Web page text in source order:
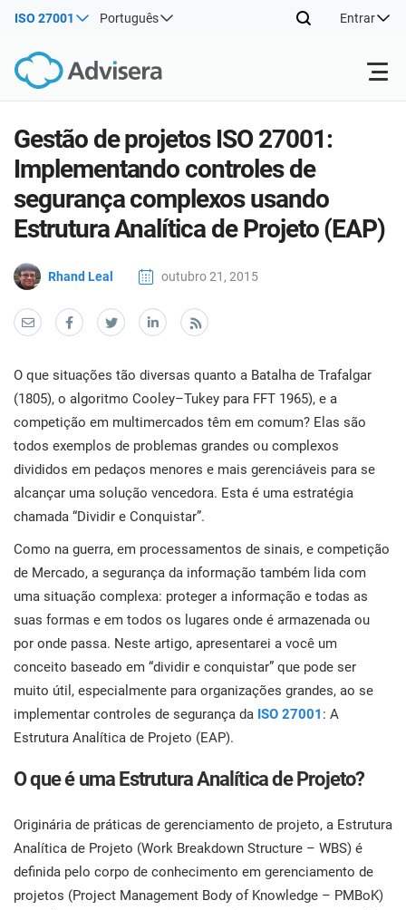
ISO 27001 Português Entrar
Produtos
ISO 27001
DORA
EU GDPR
ISO 9001
ISO 14001
ISO 45001
ISO 13485
EU MDR
ISO 20000
ISO 22301
ISO 17025
Recursos gratuitos
Consultores
Infraestrutura crítica
Manufatura
Transporte & distribuição
Educação
Telecomunicações
Bancária & financeira
Governo
Organizações de saúde
Dispositivos médicos
Sobre nós
Contate-nos
Comece
Gestão de projetos ISO 27001:
Implementando controles de
segurança complexos usando
Estrutura Analítica de Projeto (EAP)
Rhand Leal outubro 21, 2015
O que situações tão diversas quanto a Batalha de Trafalgar
(1805), o algoritmo Cooley–Tukey para FFT 1965), e a
competição em multimercados têm em comum? Elas são
todos exemplos de problemas grandes ou complexos
divididos em pedaços menores e mais gerenciáveis para se
alcançar uma solução vencedora. Esta é uma estratégia
chamada “Dividir e Conquistar”.
Como na guerra, em processamentos de sinais, e competição
de Mercado, a segurança da informação também lida com
uma situação complexa: proteger a informação e todas as
suas formas e em todos os lugares onde é armazenada ou
por onde passa. Neste artigo, apresentarei a você um
conceito baseado em “dividir e conquistar” que pode ser
muito útil, especialmente para organizações grandes, ao se
implementar controles de segurança da ISO 27001 : A
Estrutura Analítica de Projeto (EAP).
O que é uma Estrutura Analítica de Projeto?
Originária de práticas de gerenciamento de projeto, a Estrutura
Analítica de Projeto (Work Breakdown Structure – WBS) é
definida pelo corpo de conhecimento em gerenciamento de
projetos (Project Management Body of Knowledge – PMBoK)